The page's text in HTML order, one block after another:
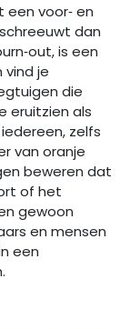
een voor‑ en
dan
is een
vind je
die
eruitzien als
zelfs
van oranje
beweren dat
of het
gewoon
en mensen
een